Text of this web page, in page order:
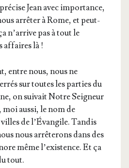
Jean avec impor­tance,
arrê­ter à Rome, et peut-
n’ar­rive pas à tout le
affaires là !
entre nous, nous ne
sur toutes les par­ties du
on sui­vait Notre Sei­gneur
aus­si, le nom de
de l’É­van­gile. Tan­dis
nous arrê­te­rons dans des
même l’exis­tence. Et ça
tout.